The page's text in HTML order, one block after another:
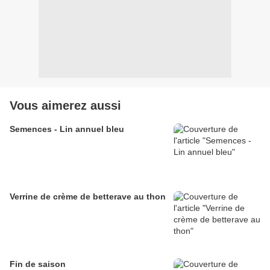
Vous aimerez aussi
Semences - Lin annuel bleu
Verrine de crème de betterave au thon
Fin de saison